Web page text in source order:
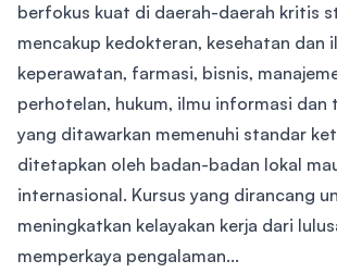
berfokus kuat di daerah-daerah kritis
mencakup kedokteran, kesehatan dan
keperawatan, farmasi, bisnis,
perhotelan, hukum, ilmu informasi dan
yang ditawarkan memenuhi standar
ditetapkan oleh badan-badan lokal
internasional. Kursus yang dirancang
meningkatkan kelayakan kerja dari
memperkaya pengalaman...